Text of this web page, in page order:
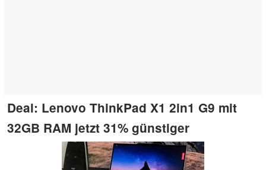
Deal: Lenovo ThinkPad X1 2in1 G9 mit
32GB RAM jetzt 31% günstiger